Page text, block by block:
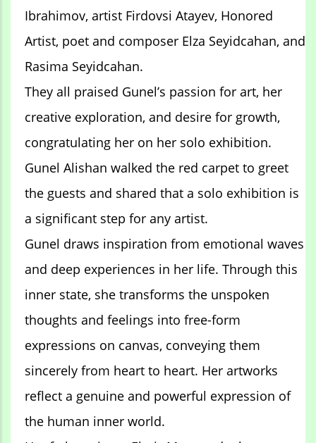
Ibrahimov, artist Firdovsi Atayev, Honored
Artist, poet and composer Elza Seyidcahan, and
Rasima Seyidcahan.
They all praised Gunel’s passion for art, her
creative exploration, and desire for growth,
congratulating her on her solo exhibition.
Gunel Alishan walked the red carpet to greet
the guests and shared that a solo exhibition is
a significant step for any artist.
Gunel draws inspiration from emotional waves
and deep experiences in her life. Through this
inner state, she transforms the unspoken
thoughts and feelings into free-form
expressions on canvas, conveying them
sincerely from heart to heart. Her artworks
reflect a genuine and powerful expression of
the human inner world.